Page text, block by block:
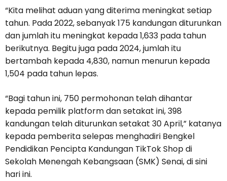
“Kita melihat aduan yang diterima meningkat setiap
tahun. Pada 2022, sebanyak 175 kandungan diturunkan
dan jumlah itu meningkat kepada 1,633 pada tahun
berikutnya. Begitu juga pada 2024, jumlah itu
bertambah kepada 4,830, namun menurun kepada
1,504 pada tahun lepas.
“Bagi tahun ini, 750 permohonan telah dihantar
kepada pemilik platform dan setakat ini, 398
kandungan telah diturunkan setakat 30 April,” katanya
kepada pemberita selepas menghadiri Bengkel
Pendidikan Pencipta Kandungan TikTok Shop di
Sekolah Menengah Kebangsaan (SMK) Senai, di sini
hari ini.